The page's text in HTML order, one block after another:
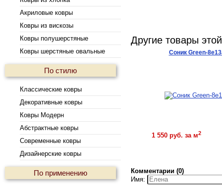
Акриловые ковры
Ковры из вискозы
Ковры полушерстяные
Ковры шерстяные овальные
По стилю
Классические ковры
Декоративные ковры
Ковры Модерн
Абстрактные ковры
Современные ковры
Дизайнерские ковры
По применению
Другие товары
Соник Green-
1 550 руб. за м2
Купить
Комментарии (0)
Имя: